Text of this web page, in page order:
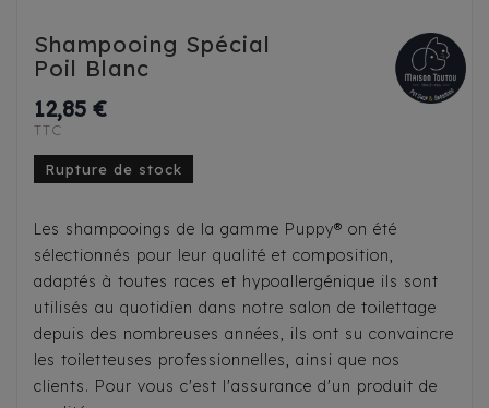
Shampooing Spécial
Poil Blanc
12,85 €
TTC
Rupture de stock
Les shampooings de la gamme Puppy® on été
sélectionnés pour leur qualité et composition,
adaptés à toutes races et hypoallergénique ils sont
utilisés au quotidien dans notre salon de toilettage
depuis des nombreuses années, ils ont su convaincre
les toiletteuses professionnelles, ainsi que nos
clients. Pour vous c'est l'assurance d'un produit de